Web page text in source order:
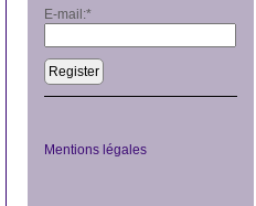
E-mail:*
Register
Mentions légales